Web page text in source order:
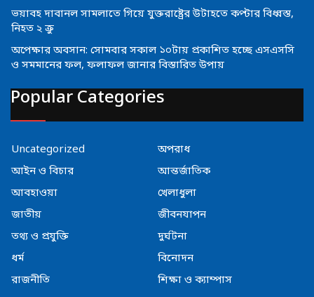
ভয়াবহ দাবানল সামলাতে গিয়ে যুক্তরাষ্ট্রের উটাহতে কপ্টার বিধ্বস্ত,
নিহত ২ ক্রু
অপেক্ষার অবসান: সোমবার সকাল ১০টায় প্রকাশিত হচ্ছে এসএসসি
ও সমমানের ফল, ফলাফল জানার বিস্তারিত উপায়
Popular Categories
Uncategorized
অপরাধ
আইন ও বিচার
আন্তর্জাতিক
আবহাওয়া
খেলাধুলা
জাতীয়
জীবনযাপন
তথ্য ও প্রযুক্তি
দুর্ঘটনা
ধর্ম
বিনোদন
রাজনীতি
শিক্ষা ও ক্যাম্পাস